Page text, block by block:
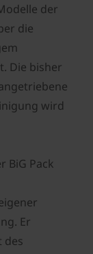
der
die
Die bisher
wird
BiG Pack
Er
des